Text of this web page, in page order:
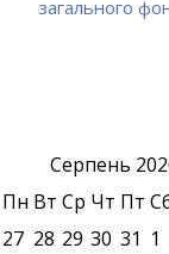
загального
Серпень
Пн Вт Ср Чт Пт
27 28 29 30 31 1